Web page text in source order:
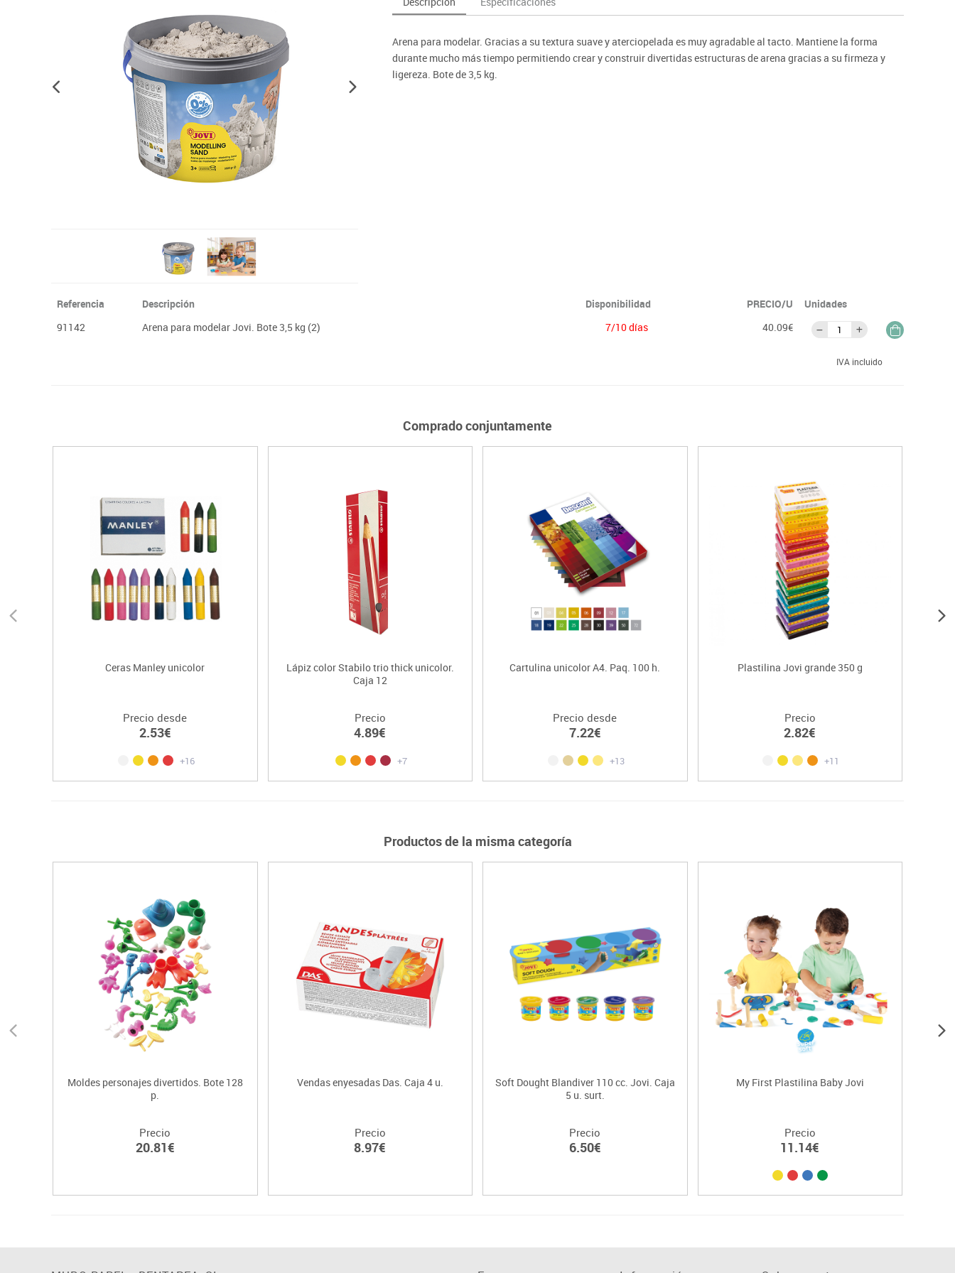
Manualidades
Material escolar
Plastifica, encuaderna, destruye
Papel y manipulados
Juegos heurísticos
Juegos de mesa
Juegos simbólicos
Sillas, bancos y taburetes
Deportes raqueta
Protección deportiva
Psicomotricidad
Monitores interactivos
Pantallas de proyección
Arena para modelar. Gracias a su textura suave y aterciopelada es muy agradable al tacto. Mantiene la forma
durante mucho más tiempo permitiendo crear y construir divertidas estructuras de arena gracias a su firmeza y
ligereza. Bote de 3,5 kg.
Referencia Descripción Disponibilidad PRECIO/U
Unidades
91142
Arena para modelar Jovi. Bote 3,5 kg (2) 7/10 días 40.09€
IVA incluido
Comprado conjuntamente
Ceras Manley unicolor
Precio desde
2.53€
+16
Lápiz color Stabilo trio thick unicolor.
Caja 12
Precio
4.89€
+7
Cartulina unicolor A4. Paq. 100 h.
Precio desde
7.22€
+13
Plastilina Jovi grande 350 g
Precio
2.82€
+11
Productos de la misma categoría
Moldes personajes divertidos. Bote 128
p.
Precio
20.81€
Vendas enyesadas Das. Caja 4 u.
Precio
8.97€
Soft Dought Blandiver 110 cc. Jovi. Caja
5 u. surt.
Precio
6.50€
My First Plastilina Baby Jovi
Precio
11.14€